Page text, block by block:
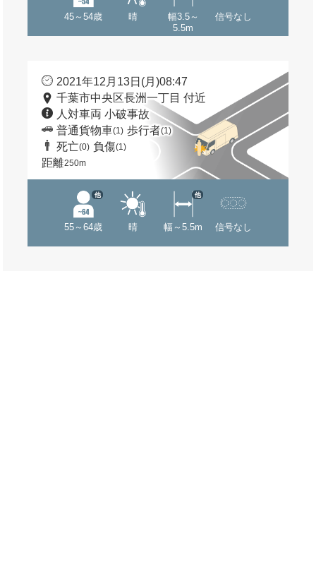
45～54歳 晴
幅3.5～
5.5m
信号なし
2021年12月13日(月)08:47
千葉市中央区長洲一丁目 付近
人対車両 小破事故
普通貨物車(1) 歩行者(1)
死亡(0) 負傷(1)
距離250m
55～64歳
他
晴 幅～5.5m
他
信号なし